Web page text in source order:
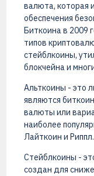
валюта, которая
обеспечения
Биткоина в 2009
типов
стейблкоины,
блокчейна и
Альткоины - это
являются
валюты или
наиболее
Лайткоин и Риппл.
Стейблкоины -
создан для